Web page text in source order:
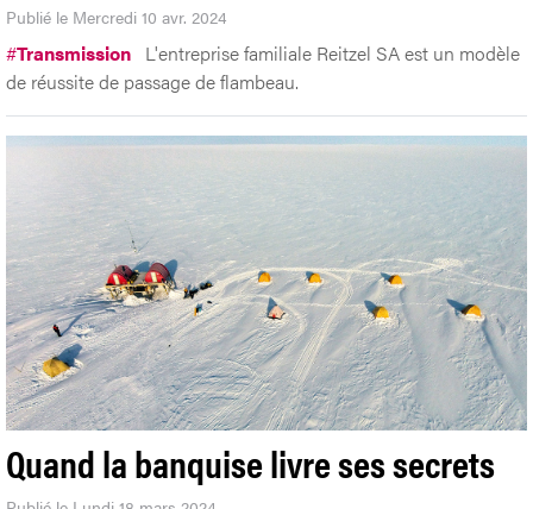
Publié le Mercredi 10 avr. 2024
#Transmission L'entreprise familiale Reitzel SA est un modèle
de réussite de passage de flambeau.
Quand la banquise livre ses secrets